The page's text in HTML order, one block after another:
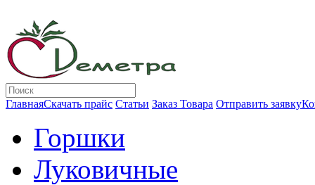
ГлавнаяСкачать прайс Статьи Заказ Товара Отправить заявку
Горшки
Луковичные